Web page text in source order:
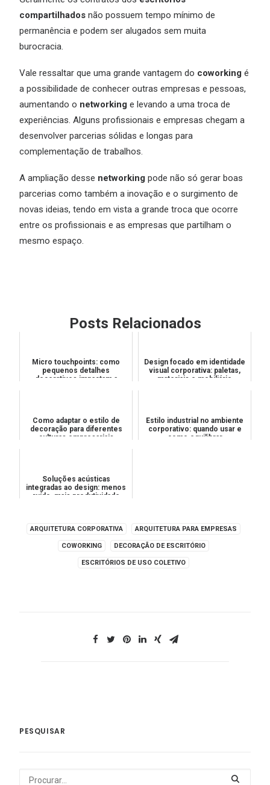
compartilhados não possuem tempo mínimo de
permanência e podem ser alugados sem muita
burocracia.
Vale ressaltar que uma grande vantagem do coworking é
a possibilidade de conhecer outras empresas e pessoas,
aumentando o networking e levando a uma troca de
experiências. Alguns profissionais e empresas chegam a
desenvolver parcerias sólidas e longas para
complementação de trabalhos.
A ampliação desse networking pode não só gerar boas
parcerias como também a inovação e o surgimento de
novas ideias, tendo em vista a grande troca que ocorre
entre os profissionais e as empresas que partilham o
mesmo espaço.
Posts Relacionados
Micro touchpoints: como
pequenos detalhes
decorativos impactam a
Design focado em identidade
visual corporativa: paletas,
materiais e mobiliário
Como adaptar o estilo de
decoração para diferentes
culturas empresariais
Estilo industrial no ambiente
corporativo: quando usar e
como equilibrar
Soluções acústicas
integradas ao design: menos
ruído, mais produtividade
ARQUITETURA CORPORATIVA ARQUITETURA PARA EMPRESAS
COWORKING DECORAÇÃO DE ESCRITÓRIO
ESCRITÓRIOS DE USO COLETIVO
PESQUISAR